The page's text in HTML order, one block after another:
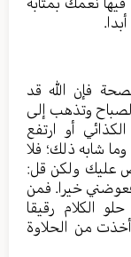
فإن الله قد
وتذهب إلى
أو ارتفع
شابه ذلك؛ فلا
عليك ولكن قل:
خيرا. فمن
الكلام رقيقا
من الحلاوة